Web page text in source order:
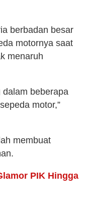
berbadan besar
motornya saat
menaruh
dalam beberapa
motor,”
membuat
PIK Hingga